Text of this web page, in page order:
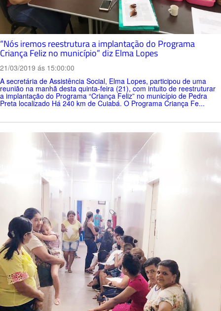
“Nós iremos reestrutura a implantação do Programa
Criança Feliz no município” diz Elma Lopes
21/03/2019 ás 15:00:00
A secretária de Assistência Social, Elma Lopes, participou de uma
reunião na manhã desta quinta-feira (21), com intuito de reestruturar
a implantação do Programa “Criança Feliz” no município de Pedra
Preta localizado Há 240 km de Cuiabá. O Programa Criança Fe...